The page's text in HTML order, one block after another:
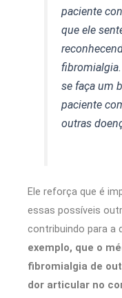
paciente
que ele
se faça um
paciente
outras
Ele reforça que é
essas possíveis
contribuindo para a
exemplo, que o
fibromialgia de
dor articular no